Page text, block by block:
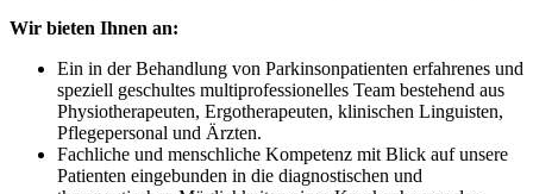
Wir bieten Ihnen an:
Ein in der Behandlung von Parkinsonpatienten erfahrenes und
speziell geschultes multiprofessionelles Team bestehend aus
Physiotherapeuten, Ergotherapeuten, klinischen Linguisten,
Pflegepersonal und Ärzten.
Fachliche und menschliche Kompetenz mit Blick auf unsere
Patienten eingebunden in die diagnostischen und